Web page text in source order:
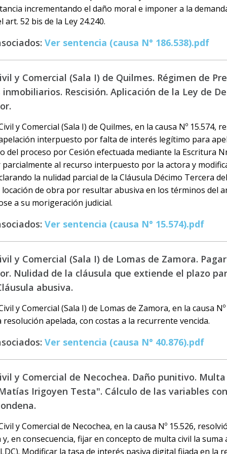
incrementando el daño moral e imponer a la
art. 52 bis de la Ley 24.240.
Ver sentencia (causa N° 186.538).pdf
y Comercial (Sala I) de Quilmes. Régimen de
Rescisión. Aplicación de la Ley de
y Comercial (Sala I) de Quilmes, en la causa Nº 15.574,
interpuesto por falta de interés legítimo para
del proceso por Cesión efectuada mediante la Escritura
al recurso interpuesto por la actora y
la nulidad parcial de la Cláusula Décimo Tercera
de obra por resultar abusiva en los términos del
a su morigeración judicial.
Ver sentencia (causa N° 15.574).pdf
y Comercial (Sala I) de Lomas de Zamora.
Nulidad de la cláusula que extiende el plazo
abusiva.
y Comercial (Sala I) de Lomas de Zamora, en la causa
apelada, con costas a la recurrente vencida.
Ver sentencia (causa N° 40.876).pdf
y Comercial de Necochea. Daño punitivo.
Irigoyen Testa". Cálculo de las variables
y Comercial de Necochea, en la causa Nº 15.526,
y, en consecuencia, fijar en concepto de multa civil la suma
Modificar la tasa de interés pasiva digital fijada en la